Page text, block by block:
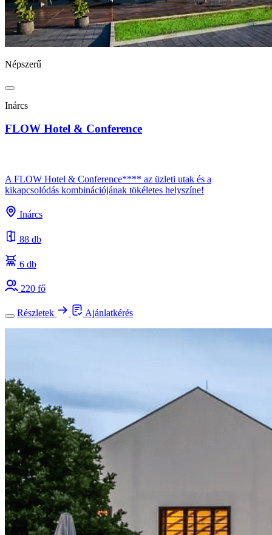
Népszerű
Inárcs
FLOW Hotel & Conference
A FLOW Hotel & Conference**** az üzleti utak és a
kikapcsolódás kombinációjának tökéletes helyszíne!
Inárcs
88 db
6 db
220 fő
Részletek Ajánlatkérés